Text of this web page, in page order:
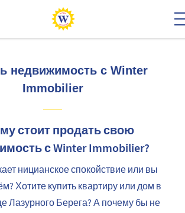
недвижимость с Winter
Immobilier
стоит продать свою
с Winter Immobilier?
ницианское спокойствие или вы
Хотите купить квартиру или дом в
Лазурного Берега? А почему бы не